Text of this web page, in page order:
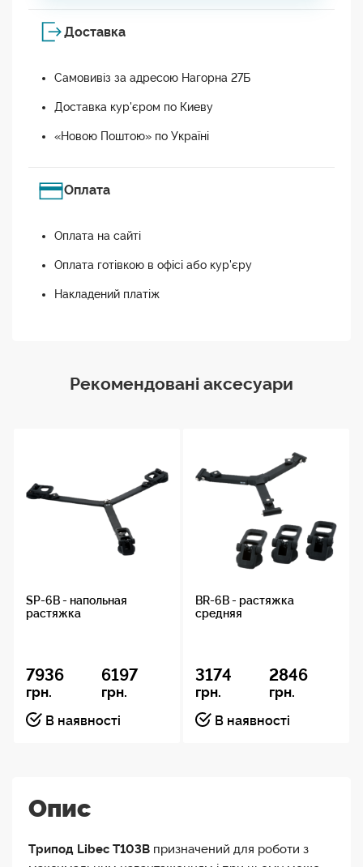
Доставка
Самовивіз за адресою Нагорна 27Б
Доставка кур'єром по Киеву
«Новою Поштою» по Україні
Оплата
Оплата на сайті
Оплата готівкою в офісі або кур'єру
Накладений платіж
Рекомендовані аксесуари
SP-6B - напольная
растяжка
7936
грн.
6197
грн.
В наявності
BR-6B - растяжка
средняя
3174
грн.
2846
грн.
В наявності
Опис
Трипод Libec T103B призначений для роботи з